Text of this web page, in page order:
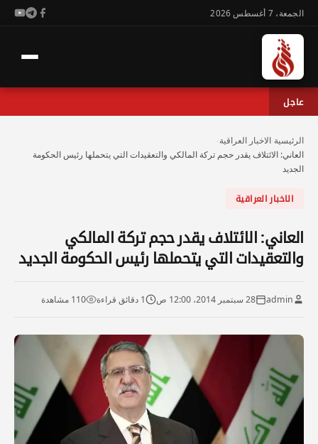
الجمعة، 7 أغسطس 2026
عاجل
الرئيسية الاخبار العراقية
العاني: الائتلاف يقدر حجم تركة المالكي والتعقيدات التي يتحملها رئيس الحكومة
الجديد
الاخبار العراقية
العاني: الائتلاف يقدر حجم تركة المالكي
والتعقيدات التي يتحملها رئيس الحكومة الجديد
admin 28 سبتمبر 2014، 12:00 ص 1 دقائق قراءة 110 مشاهدة